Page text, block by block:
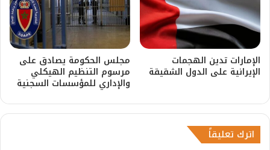
الإمارات تدين الهجمات
الإيرانية على الدول الشقيقة
مجلس الحكومة يصادق على
مرسوم التنظيم الهيكلي
والإداري للمؤسسات السجنية
اترك تعليقاً